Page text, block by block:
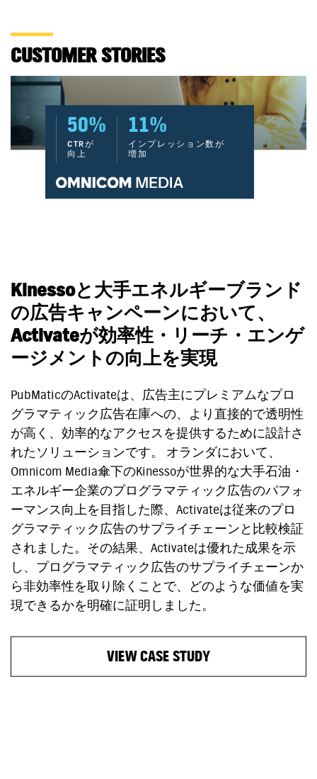
CUSTOMER STORIES
Kinessoと大手エネルギーブランド
の広告キャンペーンにおいて、
Activateが効率性・リーチ・エンゲ
ージメントの向上を実現
PubMaticのActivateは、広告主にプレミアムなプロ
グラマティック広告在庫への、より直接的で透明性
が高く、効率的なアクセスを提供するために設計さ
れたソリューションです。 オランダにおいて、
Omnicom Media傘下のKinessoが世界的な大手石油・
エネルギー企業のプログラマティック広告のパフォ
ーマンス向上を目指した際、Activateは従来のプロ
グラマティック広告のサプライチェーンと比較検証
されました。その結果、Activateは優れた成果を示
し、プログラマティック広告のサプライチェーンか
ら非効率性を取り除くことで、どのような価値を実
現できるかを明確に証明しました。
VIEW CASE STUDY
50%
CTRが
向上
11%
インプレッション数が
増加